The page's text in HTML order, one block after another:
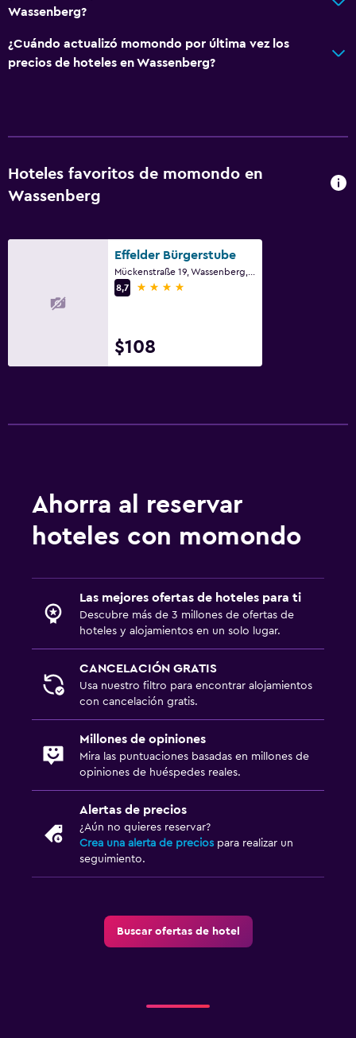
Wassenberg?
¿Cuándo actualizó momondo por última vez los
precios de hoteles en Wassenberg?
Hoteles favoritos de momondo en
Wassenberg
Effelder Bürgerstube
8,7
4 estrellas
$108
Ahorra al reservar
hoteles con momondo
Las mejores ofertas de hoteles para ti
Descubre más de 3 millones de ofertas de
hoteles y alojamientos en un solo lugar.
CANCELACIÓN GRATIS
Usa nuestro filtro para encontrar alojamientos
con cancelación gratis.
Millones de opiniones
Mira las puntuaciones basadas en millones de
opiniones de huéspedes reales.
Alertas de precios
¿Aún no quieres reservar?
Crea una alerta de precios para realizar un
seguimiento.
Buscar ofertas de hotel